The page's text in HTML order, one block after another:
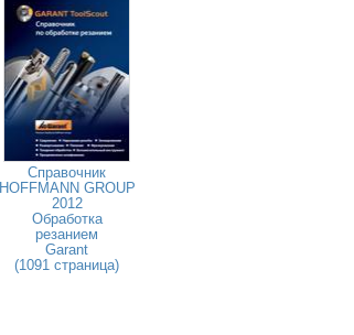
Справочник
HOFFMANN GROUP
2012
Обработка
резанием
Garant
(1091 страница)